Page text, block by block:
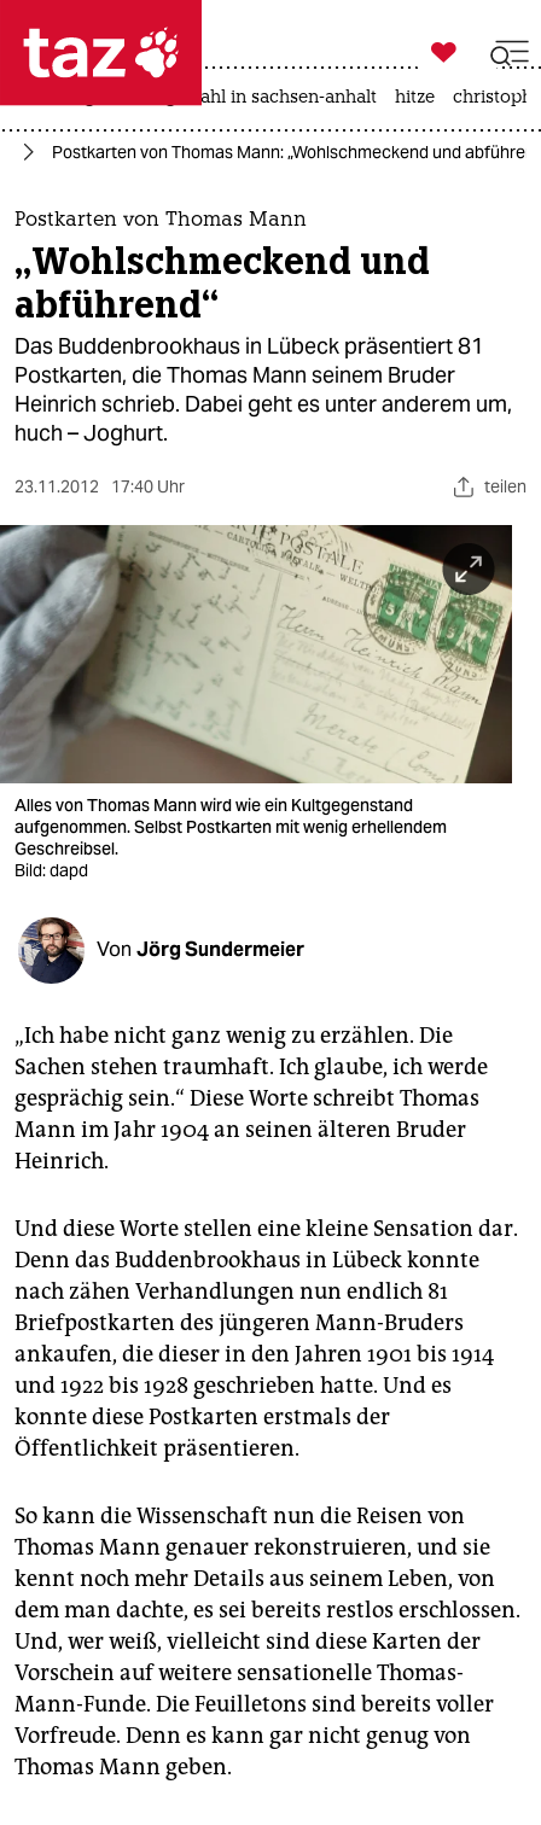
 taz zahl ich
taz zahl ich
themen
politik
öko
gesellschaft
kultur
sport
berlin
nord
wahrheit
verlag
verlag
veranstaltungen
shop
unterstützen
genossenschaft
epaper login

taz zahl ich
landtagswahl in sachsen-anhalt hitze
Postkarten von Thomas Mann: „Wohlschmeckend und
Postkarten von Thomas Mann
„Wohlschmeckend und
abführend“
Das Buddenbrookhaus in Lübeck präsentiert 81
Postkarten, die Thomas Mann seinem Bruder
Heinrich schrieb. Dabei geht es unter anderem um,
huch – Joghurt.
23.11.2012 17:40 Uhr teilen
Alles von Thomas Mann wird wie ein Kultgegenstand
aufgenommen. Selbst Postkarten mit wenig erhellendem
Geschreibsel.
Bild: dapd
Von Jörg Sundermeier
„Ich habe nicht ganz wenig zu erzählen. Die
Sachen stehen traumhaft. Ich glaube, ich werde
gesprächig sein.“ Diese Worte schreibt Thomas
Mann im Jahr 1904 an seinen älteren Bruder
Heinrich.
Und diese Worte stellen eine kleine Sensation dar.
Denn das Buddenbrookhaus in Lübeck konnte
nach zähen Verhandlungen nun endlich 81
Briefpostkarten des jüngeren Mann-Bruders
ankaufen, die dieser in den Jahren 1901 bis 1914
und 1922 bis 1928 geschrieben hatte. Und es
konnte diese Postkarten erstmals der
Öffentlichkeit präsentieren.
So kann die Wissenschaft nun die Reisen von
Thomas Mann genauer rekonstruieren, und sie
kennt noch mehr Details aus seinem Leben, von
dem man dachte, es sei bereits restlos erschlossen.
Und, wer weiß, vielleicht sind diese Karten der
Vorschein auf weitere sensationelle Thomas-
Mann-Funde. Die Feuilletons sind bereits voller
Vorfreude. Denn es kann gar nicht genug von
Thomas Mann geben.